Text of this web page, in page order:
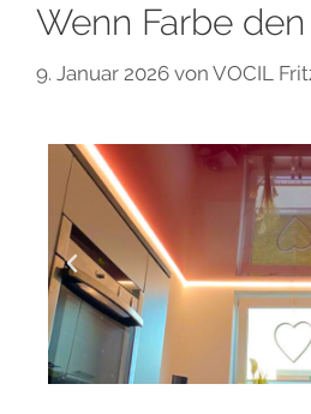
Wenn Farbe
9. Januar 2026 von VOCIL